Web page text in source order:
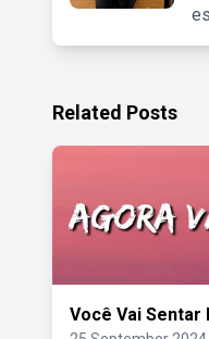
Related Posts
Você Vai Sentar